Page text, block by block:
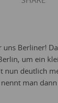
Berliner!
um ein
nun deutlich
man